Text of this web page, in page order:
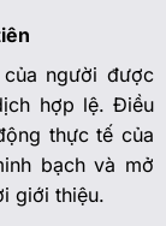
người được
hợp lệ. Điều
thực tế của
bạch và mở
giới thiệu.